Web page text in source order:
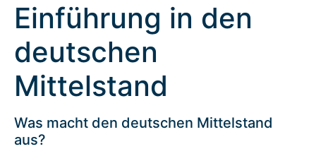
Einführung in den
deutschen
Mittelstand
Was macht den deutschen Mittelstand
aus?